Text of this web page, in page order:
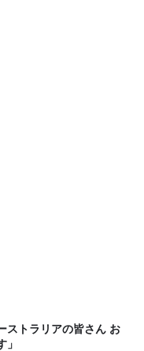
ストラリアの皆さん お
」